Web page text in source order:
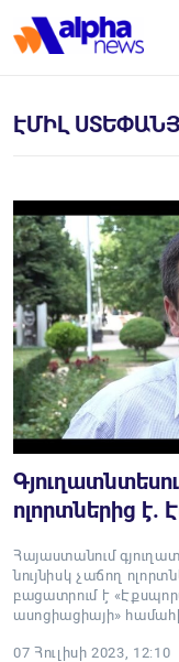
ԷՄԻԼ
ոլորտներից է.
Հայաստանում
նույնիսկ չաճող
բացատրում է
ասոցիացիայի»
07 Հուլիսի 2023, 12:10